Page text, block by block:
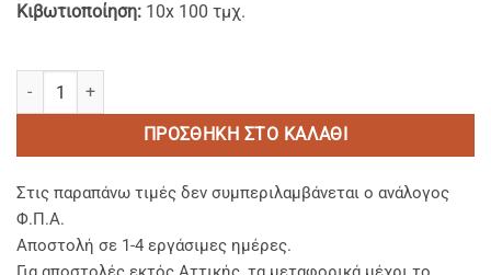
Κιβωτιοποίηση: 10x 100 τμχ.
Αντιμικροβιακά Γάντια Νιτριλίου Μωβ χωρίς Πούδρα MDD Class I
ΠΡΟΣΘΉΚΗ ΣΤΟ ΚΑΛΆΘΙ
Στις παραπάνω τιμές δεν συμπεριλαμβάνεται ο ανάλογος
Φ.Π.Α.
Αποστολή σε 1-4 εργάσιμες ημέρες.